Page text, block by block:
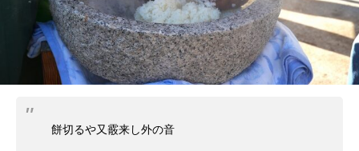
餅切るや又霰来し外の音